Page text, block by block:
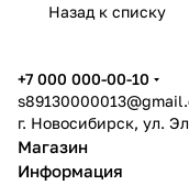
Назад к списку
+7 000 000-00-10
г. Новосибирск, ул.
Магазин
Информация